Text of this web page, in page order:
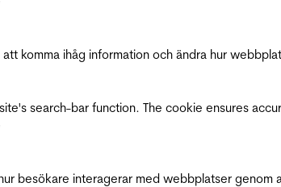
komma ihåg information och ändra hur
search-bar function. The cookie ensures
besökare interagerar med webbplatser genom